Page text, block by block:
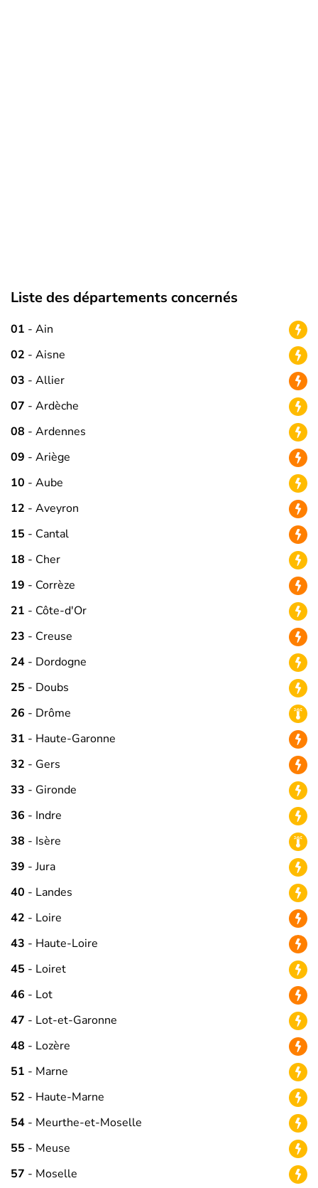
Liste des départements concernés
01 - Ain
02 - Aisne
03 - Allier
07 - Ardèche
08 - Ardennes
09 - Ariège
10 - Aube
12 - Aveyron
15 - Cantal
18 - Cher
19 - Corrèze
21 - Côte-d'Or
23 - Creuse
24 - Dordogne
25 - Doubs
26 - Drôme
31 - Haute-Garonne
32 - Gers
33 - Gironde
36 - Indre
38 - Isère
39 - Jura
40 - Landes
42 - Loire
43 - Haute-Loire
45 - Loiret
46 - Lot
47 - Lot-et-Garonne
48 - Lozère
51 - Marne
52 - Haute-Marne
54 - Meurthe-et-Moselle
55 - Meuse
57 - Moselle